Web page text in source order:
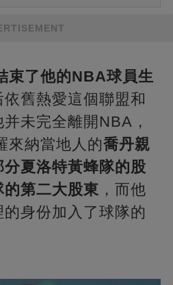
束了他的NBA球員生
依舊熱愛這個聯盟和
未完全離開NBA，
來納當地人的喬丹親
夏洛特黃蜂隊的股
第二大股東 ，而他
身份加入了球隊的